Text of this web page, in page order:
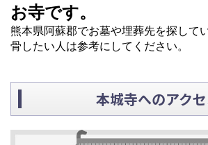
お寺です。
熊本県阿蘇郡でお墓や埋葬先を探して
骨したい人は参考にしてください。
本城寺へのアク